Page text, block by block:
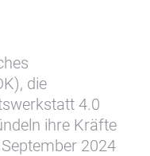
die
4.0
ihre Kräfte
2024